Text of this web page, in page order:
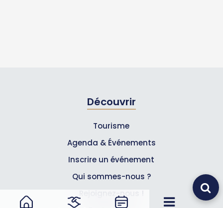
Découvrir
Tourisme
Agenda & Événements
Inscrire un événement
Qui sommes-nous ?
Rejoignez-nous !